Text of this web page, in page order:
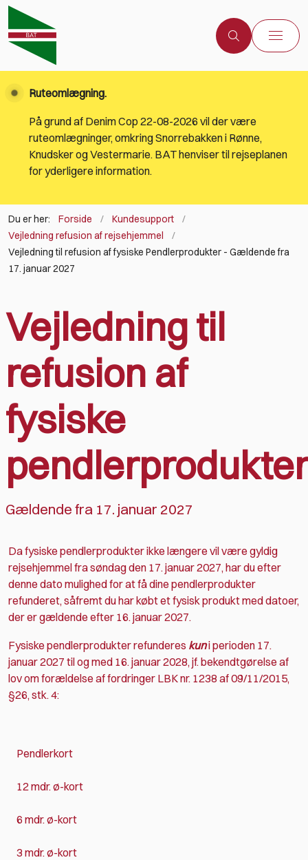
Ruteomlægning.
På grund af Denim Cop 22-08-2026 vil der være
ruteomlægninger, omkring Snorrebakken i Rønne,
Knudsker og Vestermarie. BAT henviser til rejseplanen
for yderligere information.
Du er her: Forside
Kundesupport
Vejledning refusion af rejsehjemmel
Vejledning til refusion af fysiske Pendlerprodukter - Gældende fra
17. januar 2027
Vejledning til
refusion af
fysiske
pendlerprodukter
Gældende fra 17. januar 2027
Da fysiske pendlerprodukter ikke længere vil være gyldig
rejsehjemmel fra søndag den 17. januar 2027, har du efter
denne dato mulighed for at få dine pendlerprodukter
refunderet, såfremt du har købt et fysisk produkt med datoer,
der er gældende efter 16. januar 2027.
Fysiske pendlerprodukter refunderes kuni perioden 17.
januar 2027 til og med 16. januar 2028, jf. bekendtgørelse af
lov om forældelse af fordringer LBK nr. 1238 af 09/11/2015,
§26, stk. 4:
Pendlerkort
12 mdr. ø-kort
6 mdr. ø-kort
3 mdr. ø-kort